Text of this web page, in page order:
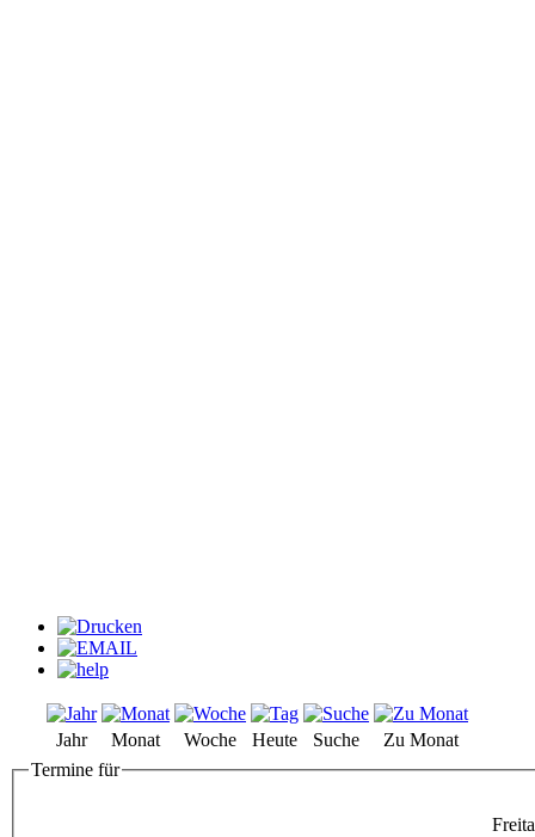
Jahr Monat Woche Heute Suche
Zu Monat
Termine für